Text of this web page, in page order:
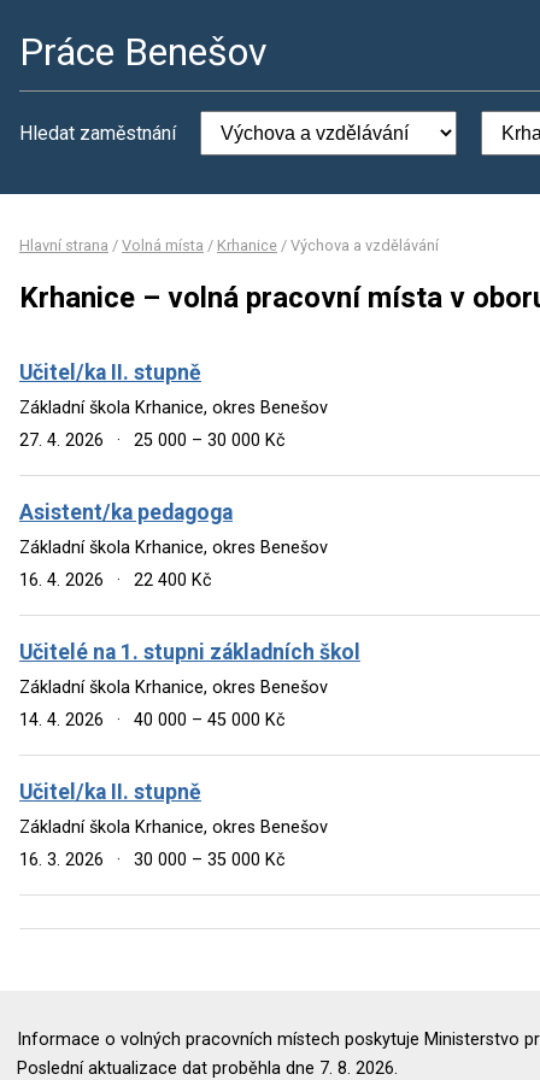
Práce Benešov
Hledat zaměstnání
Hlavní strana / Volná místa / Krhanice / Výchova a vzdělávání
Krhanice – volná pracovní místa v
Učitel/ka II. stupně
Základní škola Krhanice, okres Benešov
27. 4. 2026
· 25 000 – 30 000 Kč
Asistent/ka pedagoga
Základní škola Krhanice, okres Benešov
16. 4. 2026
· 22 400 Kč
Učitelé na 1. stupni základních škol
Základní škola Krhanice, okres Benešov
14. 4. 2026
· 40 000 – 45 000 Kč
Učitel/ka II. stupně
Základní škola Krhanice, okres Benešov
16. 3. 2026
· 30 000 – 35 000 Kč
Informace o volných pracovních místech poskytuje Ministerstvo
Poslední aktualizace dat proběhla dne 7. 8. 2026.